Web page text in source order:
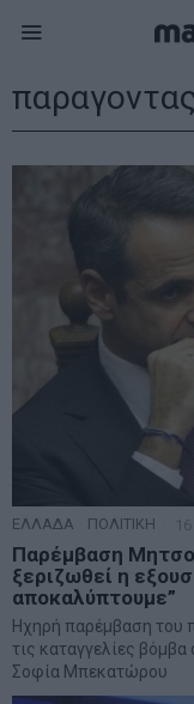
ΕΛΛΑΔΑ ΠΟΛΙΤΙΚΗ
Παρέμβαση
ξεριζωθεί η
αποκαλύπτουμε”
Ηχηρή παρέμβαση του
τις καταγγελίες
Σοφία Μπεκατώρου